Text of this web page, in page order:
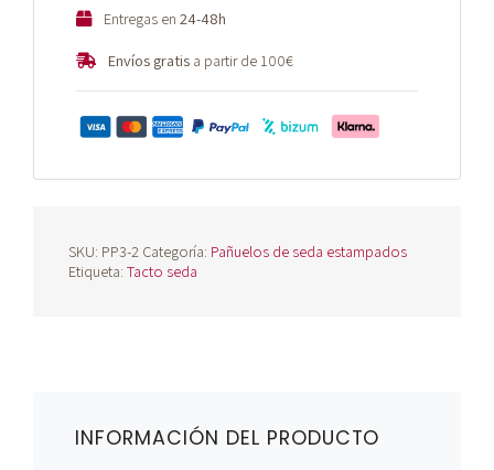
Entregas en24-48h
Envíos gratis a partir de 100€
SKU: PP3-2 Categoría: Pañuelos de seda estampados
Etiqueta: Tacto seda
INFORMACIÓN DEL PRODUCTO